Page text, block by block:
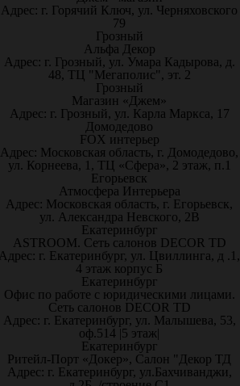
Адрес: г. Горячий Ключ, ул. Черняховского
79
Грозный
Альфа Декор
Адрес: г. Грозный, ул. Умара Кадырова, д.
48, ТЦ "Мегаполис", эт. 2
Грозный
Магазин «Джем»
Адрес: г. Грозный, ул. Карла Маркса, 17
Домодедово
FOX интерьер
Адрес: Московская область, г. Домодедово,
ул. Корнеева, 1, ТЦ «Сфера», 2 этаж, п.1
Егорьевск
Атмосфера Интерьера
Адрес: Московская область, г. Егорьевск,
ул. Александра Невского, 2В
Екатеринбург
ASTROOM. Сеть салонов DECOR TD
г. Екатеринбург, ул. Цвиллинга, д .1,
4 этаж корпус Б
Екатеринбург
Офис по работе с юридическими лицами.
Сеть салонов DECOR TD
Адрес: г. Екатеринбург, ул. Малышева, 53,
оф.514 |5 этаж|
Екатеринбург
Ритейл-Порт «Докер», Салон "Декор ТД
Адрес: г. Екатеринбург, ул.Бахчиванджи,